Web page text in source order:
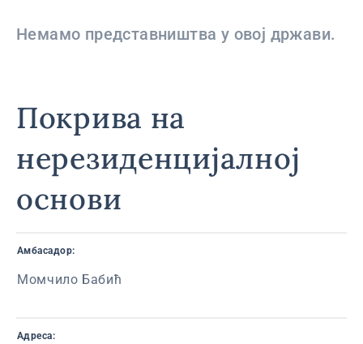
Немамо представништва у овој држави.
Покрива на
нерезиденцијалној
основи
Амбасадор:
Момчило Бабић
Адреса: